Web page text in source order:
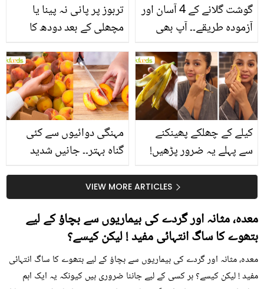
تربوز پر پانی نہ پینا یا
مچھلی کے بعد دودھ کا
سے متعلق غلط فہمیوں کی
حقیقت کیا ہے اور افواہ
کیا؟
گوشت گلانے کے 4 آسان اور
آزمودہ طریقے۔۔ آپ بھی
بتائے راز
مہنگی دوائیوں سے کئی
گناہ بہتر۔۔ جانیں شدید
کیوں کھانا چاہیے؟
کیلے کے چھلکے پھینکنے
سے پہلے یہ ضرور پڑھیں!
سستا اور قدرتی حلVIEW MORE ARTICLES
معدہ، مثانہ اور گردے کی بیماریوں سے بچاؤ کے لیے
بتھوے کا ساگ انتہائی مفید ! لیکن کیسے؟
معدہ، مثانہ اور گردے کی بیماریوں سے بچاؤ کے لیے بتھوے کا ساگ انتہائی
مفید ! لیکن کیسے؟ ہر کسی کے لیے جاننا ضروری ہیں کیونکہ یہ ایک اہم